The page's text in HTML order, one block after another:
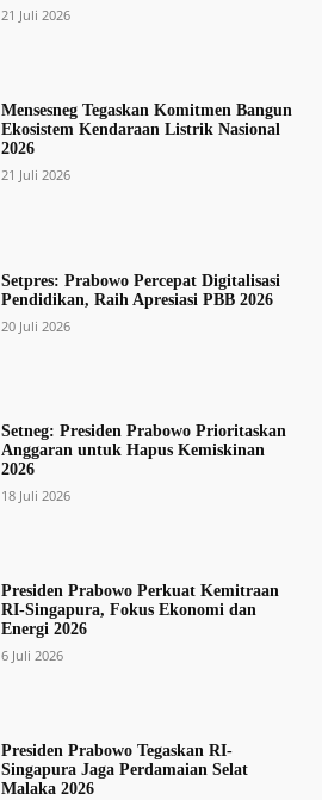
21 Juli 2026
Mensesneg Tegaskan Komitmen Bangun
Ekosistem Kendaraan Listrik Nasional
2026
21 Juli 2026
Setpres: Prabowo Percepat Digitalisasi
Pendidikan, Raih Apresiasi PBB 2026
20 Juli 2026
Setneg: Presiden Prabowo Prioritaskan
Anggaran untuk Hapus Kemiskinan
2026
18 Juli 2026
Presiden Prabowo Perkuat Kemitraan
RI-Singapura, Fokus Ekonomi dan
Energi 2026
6 Juli 2026
Presiden Prabowo Tegaskan RI-
Singapura Jaga Perdamaian Selat
Malaka 2026